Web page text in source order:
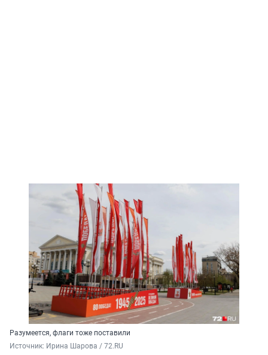
Разумеется, флаги тоже поставили
Источник: Ирина Шарова / 72.RU